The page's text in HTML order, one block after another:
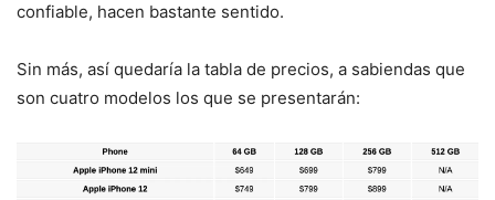
confiable, hacen bastante sentido.
Sin más, así quedaría la tabla de precios, a sabiendas que
son cuatro modelos los que se presentarán: